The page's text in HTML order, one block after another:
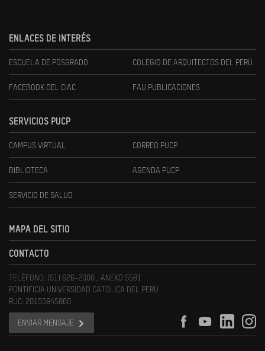
ENLACES DE INTERÉS
ESCUELA DE POSGRADO COLEGIO DE ARQUITECTOS DEL PERÚ
FACEBOOK DEL CIAC FAU PUBLICACIONES
SERVICIOS PUCP
CAMPUS VIRTUAL CORREO PUCP
BIBLIOTECA AGENDA PUCP
SERVICIO DE SALUD
MAPA DEL SITIO
CONTACTO
TELÉFONO: (51) 626-2000 , ANEXO 5581
PONTIFICIA UNIVERSIDAD CATOLICA DEL PERU
RUC: 20155945860
ENVIAR MENSAJE